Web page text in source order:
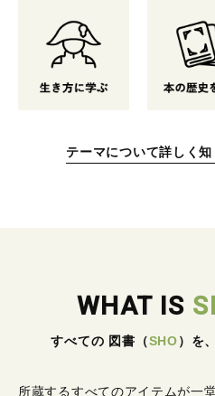
テーマについて詳しく
WHAT IS
すべての 図書 （SHO） を
所蔵するすべてのアイテムが一堂